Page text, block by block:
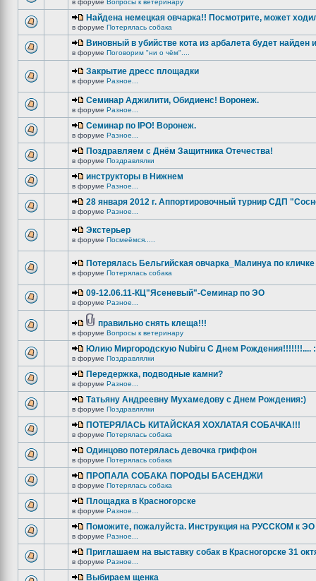
в форуме Вопросы к ветеринару
Найдена немецкая овчарка!! Посмотрите, может
в форуме Потерялась собака
Виновный в убийстве кота из арбалета будет найден
в форуме Поговорим "ни о чём"....
Закрытие дресс площадки
в форуме Разное...
Семинар Аджилити, Обидиенс! Воронеж.
в форуме Разное...
Семинар по IPO! Воронеж.
в форуме Разное...
Поздравляем с Днём Защитника Отечества!
в форуме Поздравлялки
инструкторы в Нижнем
в форуме Разное...
28 января 2012 г. Аппортировочный турнир СДП
в форуме Разное...
Экстерьер
в форуме Посмеёмся.....
Потерялась Бельгийская овчарка_Малинуа по
в форуме Потерялась собака
09-12.06.11-КЦ"Ясеневый"-Семинар по ЭО
в форуме Разное...
правильно снять клеща!!!
в форуме Вопросы к ветеринару
Юлию Миргородскую Nubiru С Днем Рождения!!!!!!!....
в форуме Поздравлялки
Передержка, подводные камни?
в форуме Разное...
Татьяну Андреевну Мухамедову с Днем Рождения:)
в форуме Поздравлялки
ПОТЕРЯЛАСЬ КИТАЙСКАЯ ХОХЛАТАЯ СОБАЧКА!!!
в форуме Потерялась собака
Одинцово потерялась девочка гриффон
в форуме Потерялась собака
ПРОПАЛА СОБАКА ПОРОДЫ БАСЕНДЖИ
в форуме Потерялась собака
Площадка в Красногорске
в форуме Разное...
Поможите, пожалуйста. Инструкция на РУССКОМ к ЭО
в форуме Разное...
Приглашаем на выставку собак в Красногорске 31
в форуме Разное...
Выбираем щенка